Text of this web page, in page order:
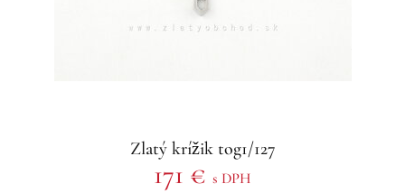
Zlatý krížik tog1/127
171 € s DPH